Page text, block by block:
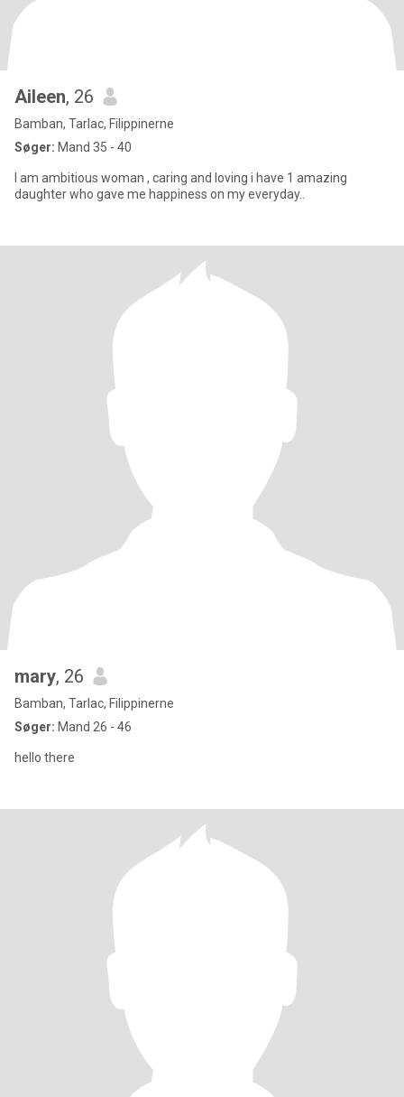
Aileen, 26
Bamban, Tarlac, Filippinerne
Søger: Mand 35 - 40
I am ambitious woman , caring and loving i have 1 amazing
daughter who gave me happiness on my everyday..
mary, 26
Bamban, Tarlac, Filippinerne
Søger: Mand 26 - 46
hello there